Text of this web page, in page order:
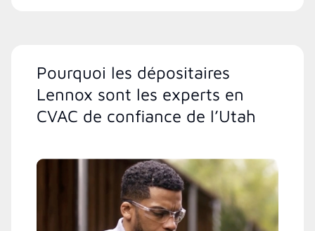
Pourquoi les dépositaires
Lennox sont les experts en
CVAC de confiance de l’Utah